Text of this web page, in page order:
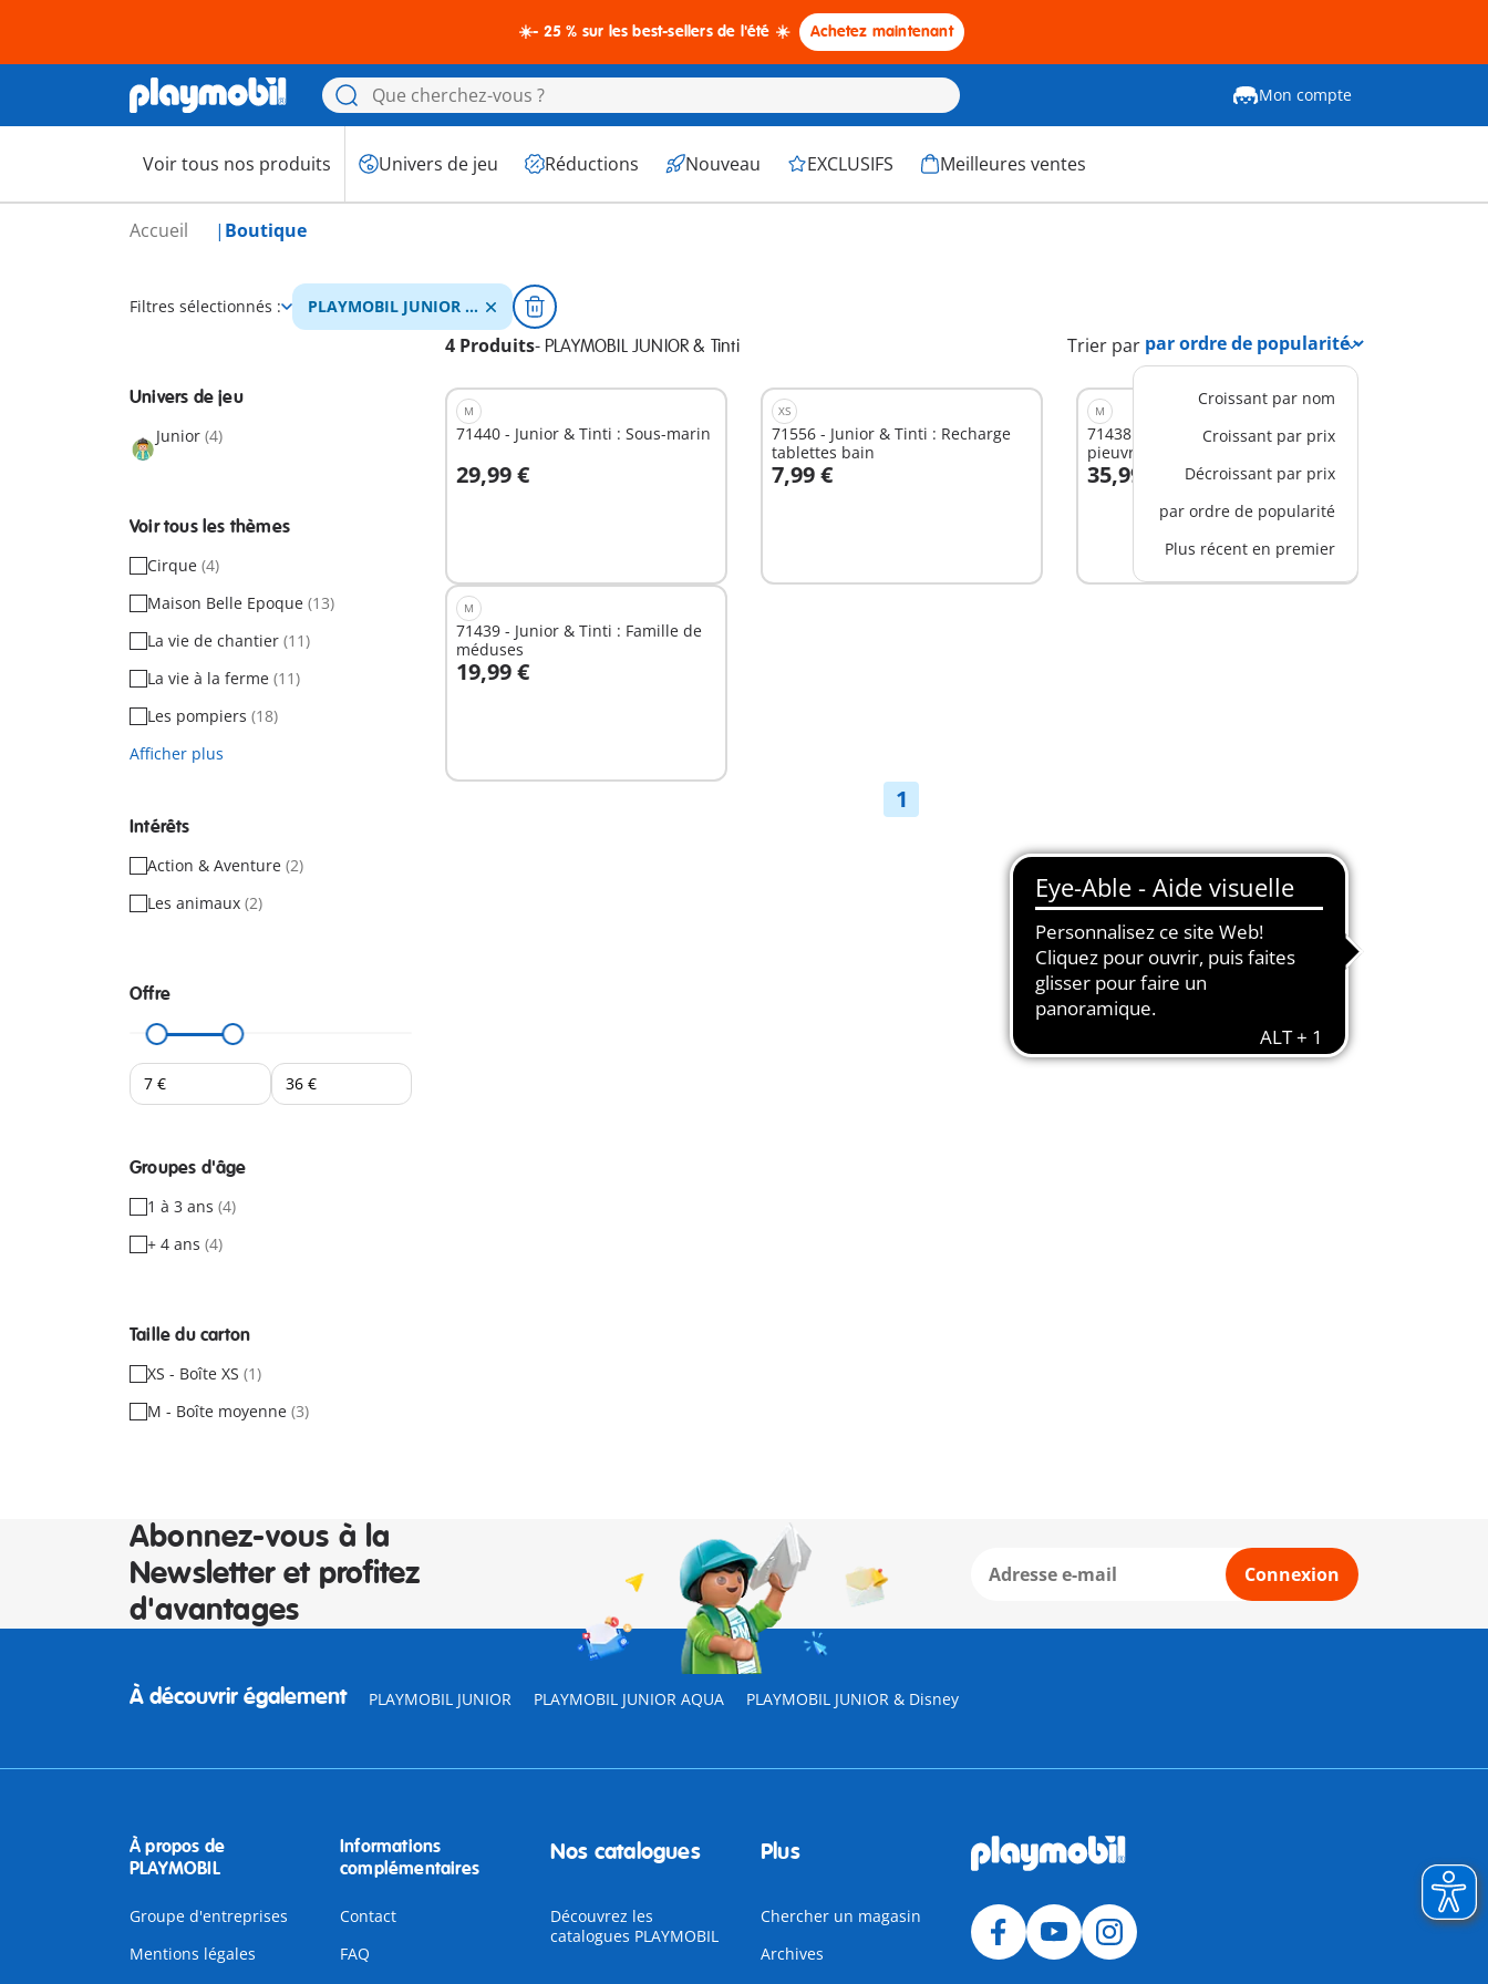
☀️- 25 % sur les best-sellers de l'été ☀️ Achetez maintenant
Mon compte
Voir tous nos produits Univers de jeu Réductions Nouveau EXCLUSIFS Meilleures ventes
Accueil Boutique
Filtres sélectionnés :
PLAYMOBIL JUNIOR &
4 Produits- PLAYMOBIL JUNIOR & Tinti Trier par
Croissant par nom
Croissant par prix
Décroissant par prix
par ordre de popularité
Plus récent en premier
Univers de jeu
Junior (4)
Voir tous les thèmes
Cirque (4)
Maison Belle Epoque (13)
La vie de chantier (11)
La vie à la ferme (11)
Les pompiers (18)
Afficher plus
Intérêts
Action & Aventure (2)
Les animaux (2)
Offre
Groupes d'âge
1 à 3 ans (4)
+ 4 ans (4)
Taille du carton
XS - Boîte XS (1)
M - Boîte moyenne (3)
M
71440 - Junior & Tinti : Sous-marin
29,99 €
Au panier
XS
71556 - Junior & Tinti : Recharge
tablettes bain
7,99 €
Au panier
M
71438 - Junior & Tinti : Manège
pieuvre géante
35,99 €
Au panier
M
71439 - Junior & Tinti : Famille de
méduses
19,99 €
Au panier
1
Abonnez-vous à la
Newsletter et profitez
d'avantages
Connexion
À découvrir également PLAYMOBIL JUNIOR PLAYMOBIL JUNIOR AQUA PLAYMOBIL JUNIOR & Disney
À propos de
PLAYMOBIL
Groupe d'entreprises
Mentions légales
Informations
complémentaires
Contact
FAQ
Nos catalogues
Découvrez les
catalogues PLAYMOBIL
Plus
Chercher un magasin
Archives